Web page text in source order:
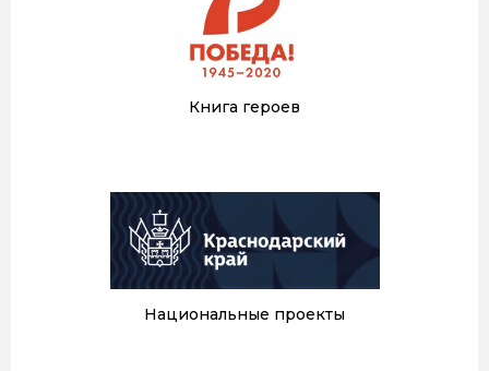
Книга героев
Национальные проекты